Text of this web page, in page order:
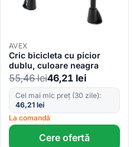
AVEX
Cric bicicleta cu picior
dublu, culoare neagra
55,46lei46,21 lei
Cel mai mic preț (30 zile):
46,21 lei
La comandă
Cere ofertă